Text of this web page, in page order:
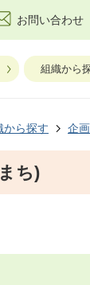
お問い合わせ
組織から
から探す 企
ち)